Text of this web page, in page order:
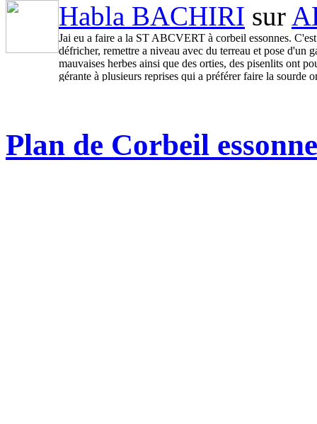
Vu le prix du m2, cela fait une différence de plusieurs milliers d'euros!
J'ai dû refaire faire un diagnostic loi Carrez la semaine d'après par
C'EST UNE HONTE POUR DTI. A BANNIR.
Habla BACHIRI sur
Jai eu a faire a la ST ABCVERT à corbeil essonnes.
défricher, remettre a niveau avec du terreau et pose d'un
mauvaises herbes ainsi que des orties, des pisenlits ont
gérante à plusieurs reprises qui a préférer faire la
Plan de Corbeil